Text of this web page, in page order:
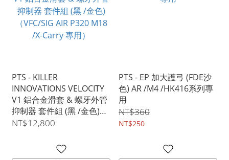
PTS - KILLER
INNOVATIONS VELOCITY
V1 鋁合金滑套 & 螺牙外管
抑制器 套件組 (黑 /金色)
（VFC/SIG AIR P320 M18
NT$12,800
PTS - EP 加大護弓 (FDE沙
色) AR /M4 /HK416系列專
用
NT$360
NT$250